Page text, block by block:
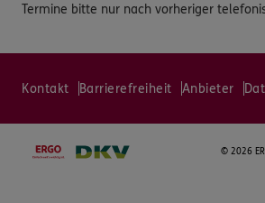
Termine bitte nur nach vorheriger
Kontakt Barrierefreiheit Anbieter
© 2026